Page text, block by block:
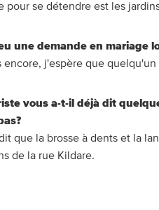
pour se détendre est les
une demande en mariage
encore, j'espère que
vous a-t-il déjà dit
que la brosse à dents et la
de la rue Kildare.